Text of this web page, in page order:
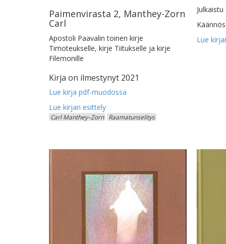
Paimenvirasta 2, Manthey-Zorn
Carl
Apostoli Paavalin toinen kirje
Timoteukselle, kirje Tiitukselle ja kirje
Filemonille
Kirja on ilmestynyt 2021
Lue kirja pdf-muodossa
Carl Manthey–Zorn Raamatunselitys